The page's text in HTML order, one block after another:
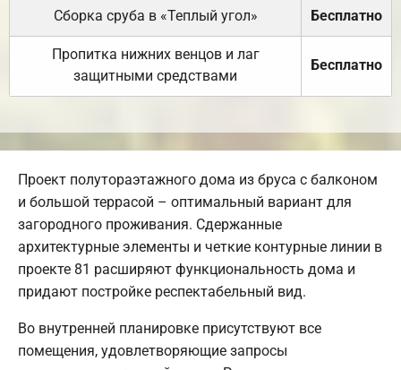
Сборка сруба в «Теплый угол» Бесплатно
Пропитка нижних венцов и лаг
защитными средствами
Бесплатно
Проект полутораэтажного дома из бруса с балконом
и большой террасой – оптимальный вариант для
загородного проживания. Сдержанные
архитектурные элементы и четкие контурные линии в
проекте 81 расширяют функциональность дома и
придают постройке респектабельный вид.
Во внутренней планировке присутствуют все
помещения, удовлетворяющие запросы